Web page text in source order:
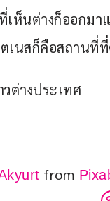
เห็นต่างก็ออกม
เนสก็คือสถานที่
วต่างประเทศ
from